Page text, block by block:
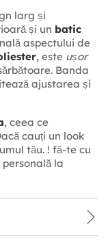
larg și
și un batic
aspectului de
, este ușor
Banda
ajustarea și
, ceea ce
cauți un look
tău. ! fă-te cu
la